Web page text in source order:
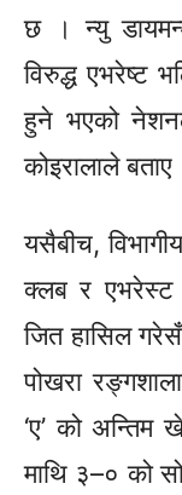
छ । न्यु
विरुद्ध एभरेष्ट
हुने भएको
कोइरालाले बताए
यसैबीच,
क्लब र
जित हासिल
पोखरा
‘ए’ को अन्तिम
माथि ३–० को